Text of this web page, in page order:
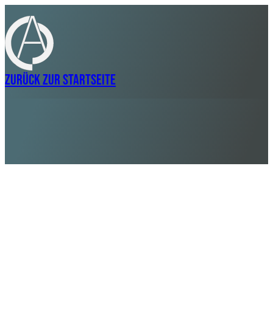
Zurück zur Startseite